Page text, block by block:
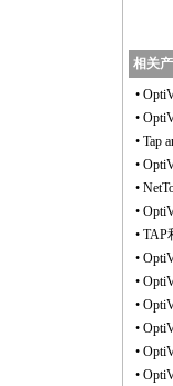
相关
•
•
• Tap
•
•
•
• TAP
•
•
•
•
•
•